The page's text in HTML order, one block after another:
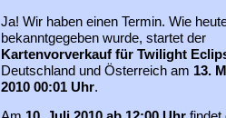
Ja! Wir haben einen Termin. Wie
bekanntgegeben wurde, startet der
Kartenvorverkauf für Twilight
Deutschland und Österreich am 13.
2010 00:01 Uhr.